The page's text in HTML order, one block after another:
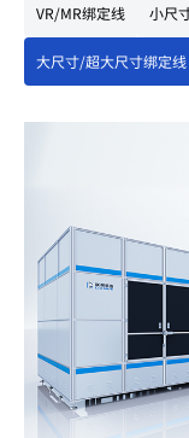
VR/MR绑定线 小尺
大尺寸/超大尺寸绑定线